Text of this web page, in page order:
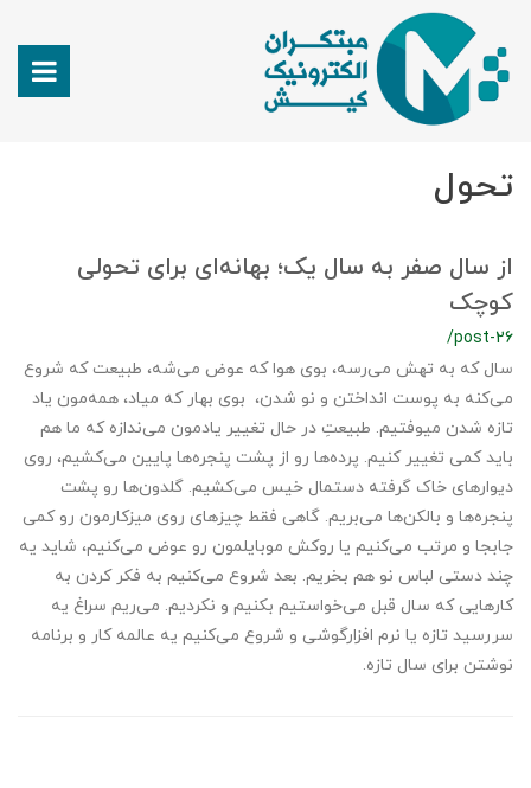
تحول
از سال صفر به سال یک؛ بهانه‌ای برای تحولی
کوچک
/post-26
سال که به تهش می‌رسه، بوی هوا که عوض می‌شه، طبیعت که شروع
می‌کنه به پوست انداختن و نو شدن، بوی بهار که میاد، همه‌مون یاد
تازه شدن میوفتیم. طبیعتِ در حال تغییر یادمون می‌ندازه که ما هم
باید کمی تغییر کنیم. پرده‌ها رو از پشت پنجره‌ها پایین می‌کشیم، روی
دیوارهای خاک گرفته دستمال خیس می‌کشیم. گلدون‌ها رو پشت
پنجره‌ها و بالکن‌ها می‌بریم. گاهی فقط چیزهای روی میزکارمون رو کمی
جابجا و مرتب می‌کنیم یا روکش موبایلمون رو عوض می‌کنیم، شاید یه
چند دستی لباس نو هم بخریم. بعد شروع می‌کنیم به فکر کردن به
کارهایی که سال قبل می‌خواستیم بکنیم و نکردیم. می‌ریم سراغ یه
سررسید تازه یا نرم افزارگوشی و شروع می‌کنیم یه عالمه کار و برنامه
نوشتن برای سال تازه.